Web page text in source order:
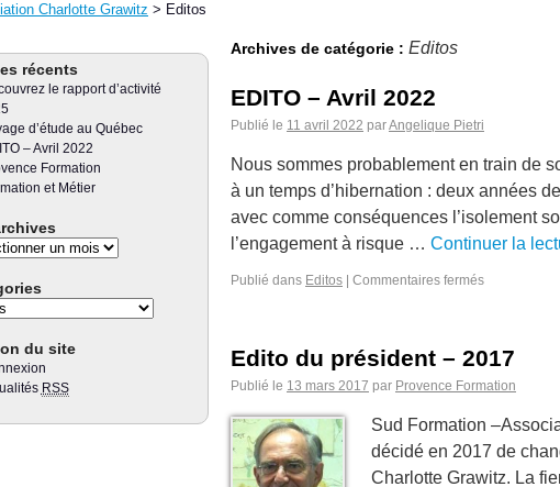
Charlotte Grawitz > Editos
récents
le rapport d’activité
d’étude au Québec
– Avril 2022
Formation
et Métier
du site
RSS
Archives de catégorie : Editos
EDITO – Avril 2022
Publié le 11 avril 2022 parAngelique Pietri
Nous sommes probablement en train de
à un temps d’hibernation : deux années
avec comme conséquences l’isolement
l’engagement à risque … Continuer la
Publié dans Editos Commentaires fermés
Edito du président – 2017
Publié le 13 mars 2017 par Provence Formation
Sud Formation
décidé en 2017 de
Charlotte Grawitz. La